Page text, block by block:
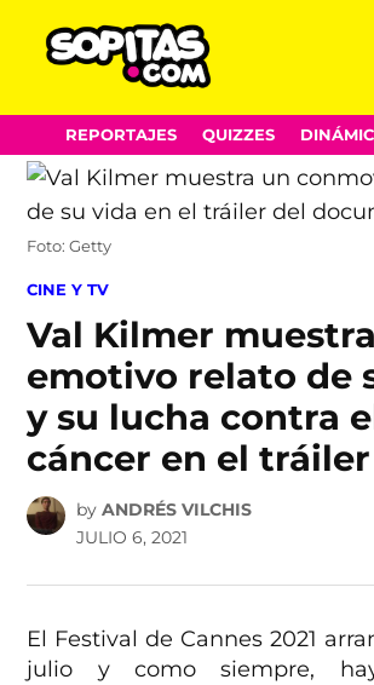
Skip
to
content
REPORTAJES QUIZZES
Foto: Getty
POSTED
CINE Y TV
Val Kilmer
emotivo relato de
y su lucha contra
cáncer en el tráiler
by ANDRÉS VILCHIS
JULIO 6, 2021
El Festival de Cannes 2021
julio y como siempre,